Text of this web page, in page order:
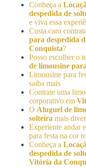
Conheça a
despedida de
e viva essa
Custa caro
para despedida
Conquista?
Posso escolher o
de limousine
Limousine para
saiba mais
Contrate uma
corporativo em
O Aluguel de
solteira mais
Experiente andar
para festa na cor
Conheça a
despedida de
Vitória da